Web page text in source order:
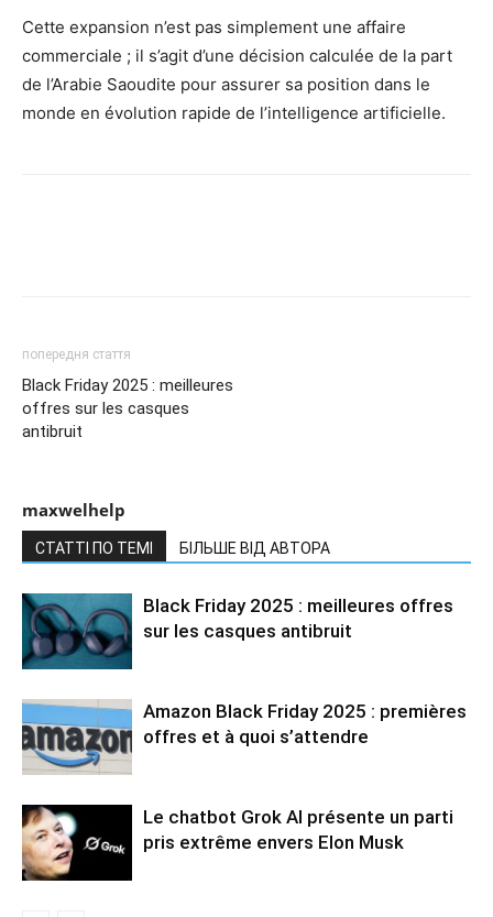
Cette expansion n’est pas simplement une affaire
commerciale ; il s’agit d’une décision calculée de la part
de l’Arabie Saoudite pour assurer sa position dans le
monde en évolution rapide de l’intelligence artificielle.
попередня стаття
Black Friday 2025 : meilleures
offres sur les casques
antibruit
maxwelhelp
СТАТТІ ПО ТЕМІ БІЛЬШЕ ВІД АВТОРА
Black Friday 2025 : meilleures offres
sur les casques antibruit
Amazon Black Friday 2025 : premières
offres et à quoi s’attendre
Le chatbot Grok AI présente un parti
pris extrême envers Elon Musk